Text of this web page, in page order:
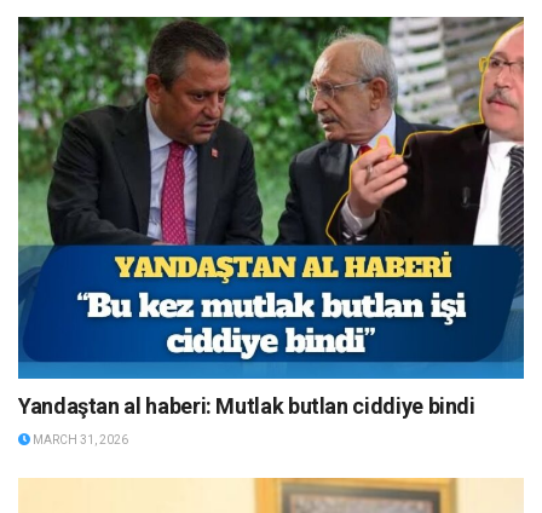
Yandaştan al haberi: Mutlak butlan ciddiye bindi
MARCH 31, 2026